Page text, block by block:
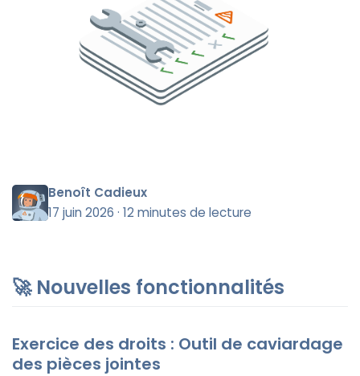
Benoît Cadieux
17 juin 2026 · 12 minutes de lecture
🚀 Nouvelles fonctionnalités
Exercice des droits : Outil de caviardage
des pièces jointes